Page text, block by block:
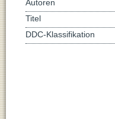
Autoren
Titel
DDC-Klassifikation